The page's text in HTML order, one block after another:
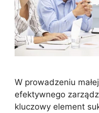
W prowadzeniu
efektywnego
kluczowy element